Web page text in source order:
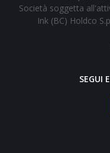
Società soggetta
Ink (BC) Holdco
SEGUI